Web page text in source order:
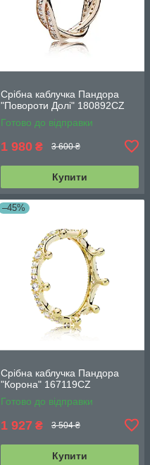
Срібна каблучка Пандора
"Повороти Долі" 180892CZ
Готово до відправки
1 980 ₴ 3 600 ₴
Купити
–45%
Срібна каблучка Пандора
"Корона" 167119CZ
Готово до відправки
1 927 ₴ 3 504 ₴
Купити